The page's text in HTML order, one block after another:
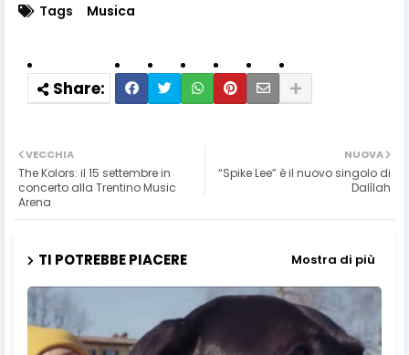
Tags Musica
NUOVA
“Spike Lee” è il nuovo singolo di
Dalîlah
VECCHIA
The Kolors: il 15 settembre in
concerto alla Trentino Music
Arena
TI POTREBBE PIACERE Mostra di più